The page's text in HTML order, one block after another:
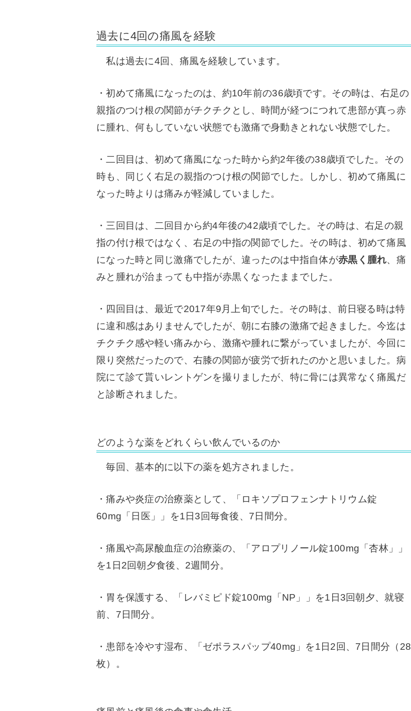
過去に4回の痛風を経験
私は過去に4回、痛風を経験しています。
・初めて痛風になったのは、約10年前の36歳頃です。その時は、右足の
親指のつけ根の関節がチクチクとし、時間が経つにつれて患部が真っ赤
に腫れ、何もしていない状態でも激痛で身動きとれない状態でした。
・二回目は、初めて痛風になった時から約2年後の38歳頃でした。その
時も、同じく右足の親指のつけ根の関節でした。しかし、初めて痛風に
なった時よりは痛みが軽減していました。
・三回目は、二回目から約4年後の42歳頃でした。その時は、右足の親
指の付け根ではなく、右足の中指の関節でした。その時は、初めて痛風
になった時と同じ激痛でしたが、違ったのは中指自体が赤黒く腫れ、痛
みと腫れが治まっても中指が赤黒くなったままでした。
・四回目は、最近で2017年9月上旬でした。その時は、前日寝る時は特
に違和感はありませんでしたが、朝に右膝の激痛で起きました。今迄は
チクチク感や軽い痛みから、激痛や腫れに繋がっていましたが、今回に
限り突然だったので、右膝の関節が疲労で折れたのかと思いました。病
院にて診て貰いレントゲンを撮りましたが、特に骨には異常なく痛風だ
と診断されました。
どのような薬をどれくらい飲んでいるのか
毎回、基本的に以下の薬を処方されました。
・痛みや炎症の治療薬として、「ロキソプロフェンナトリウム錠
60mg「日医」」を1日3回毎食後、7日間分。
・痛風や高尿酸血症の治療薬の、「アロプリノール錠100mg「杏林」」
を1日2回朝夕食後、2週間分。
・胃を保護する、「レバミピド錠100mg「NP」」を1日3回朝夕、就寝
前、7日間分。
・患部を冷やす湿布、「ゼポラスパップ40mg」を1日2回、7日間分（28
枚）。